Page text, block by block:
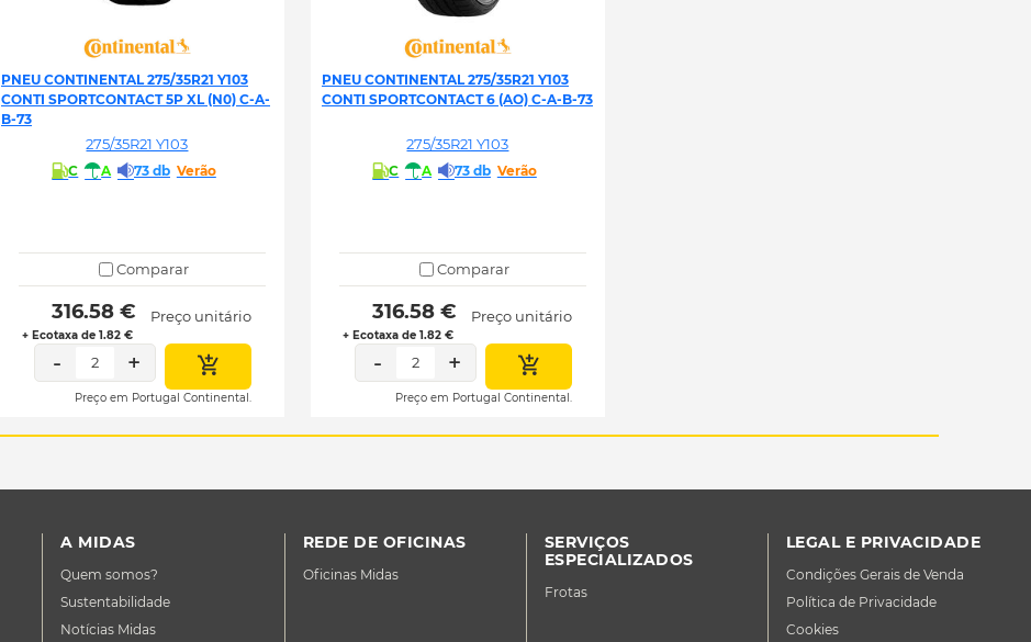
PNEU CONTINENTAL 275/35R21 Y103
CONTI SPORTCONTACT 5P XL (N0) C-A-
B-73
275/35R21 Y103
C A 73 db Verão
Comparar
316.58 €
+ Ecotaxa de 1.82 €
Preço unitário
- 2 +
Preço em Portugal Continental.
PNEU CONTINENTAL 275/35R21 Y103
CONTI SPORTCONTACT 6 (AO) C-A-B-73
275/35R21 Y103
C A 73 db Verão
Comparar
316.58 €
+ Ecotaxa de 1.82 €
Preço unitário
- 2 +
Preço em Portugal Continental.
A MIDAS
Quem somos?
Sustentabilidade
Notícias Midas
REDE DE OFICINAS
Oficinas Midas
SERVIÇOS
ESPECIALIZADOS
Frotas
LEGAL E PRIVACIDADE
Condições Gerais de Venda
Política de Privacidade
Cookies